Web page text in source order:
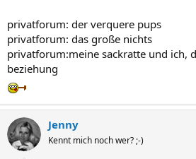
privatforum: der verquere pups
privatforum: das große nichts
privatforum:meine sackratte und ich,
beziehung
Jenny
Kennt mich noch wer? ;-)